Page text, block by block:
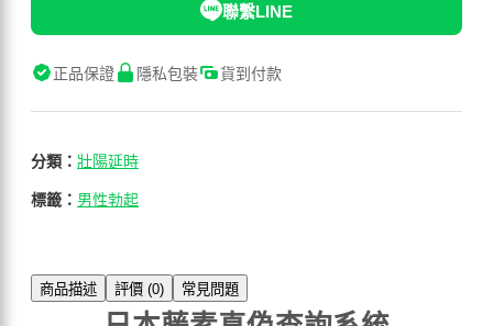
聯繫LINE
正品保證 隱私包裝 貨到付款
分類： 壯陽延時
標籤： 男性勃起
商品描述 評價 (0) 常見問題